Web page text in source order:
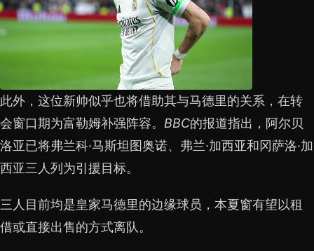
此外，这位新帅似乎也将借助其与马德里的关系，在转
会窗口期为富勒姆补强阵容。 BBC的报道指出，阿尔贝
洛亚已将弗兰科·马斯坦图奥诺、弗兰·加西亚和冈萨洛·加
西亚三人列为引援目标。
三人目前均是皇家马德里的边缘球员，本夏窗有望以租
借或直接出售的方式离队。